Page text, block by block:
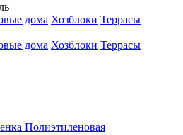
дома Хозблоки Террасы
дома Хозблоки Террасы
Полиэтиленовая